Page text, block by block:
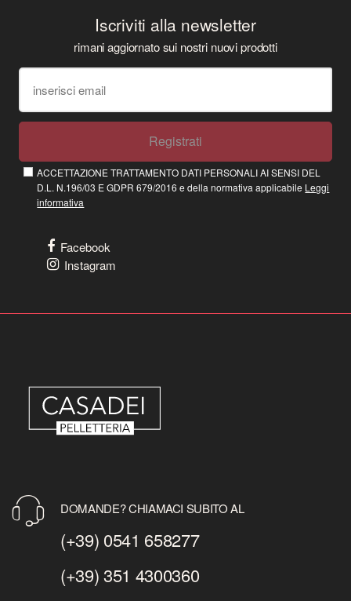
Iscriviti alla newsletter
rimani aggiornato sui nostri nuovi prodotti
Registrati
ACCETTAZIONE TRATTAMENTO DATI PERSONALI AI SENSI DEL
D.L. N.196/03 E GDPR 679/2016 e della normativa applicabile Leggi
informativa
Facebook
Instagram
DOMANDE? CHIAMACI SUBITO AL
(+39) 0541 658277
(+39) 351 4300360